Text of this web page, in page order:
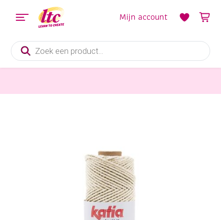
Producten
zoeken
Mijn account